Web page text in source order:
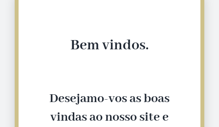
Bem vindos.
Desejamo-vos as boas
vindas ao nosso site e